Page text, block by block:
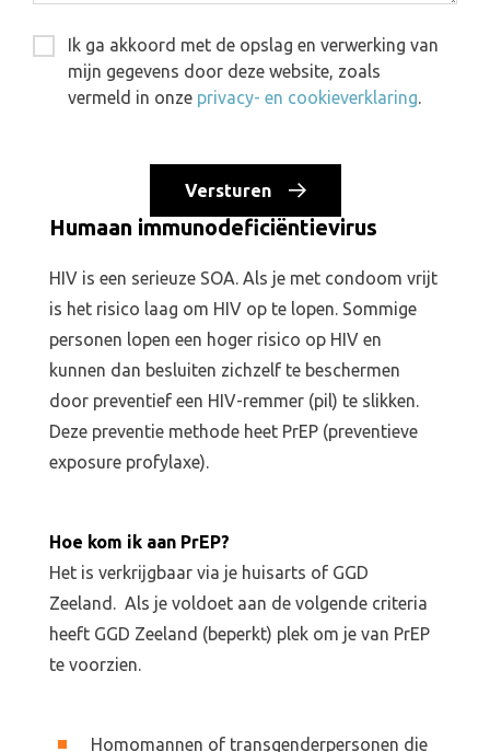
Humaan immunodeficiëntievirus
HIV is een serieuze SOA. Als je met condoom vrijt
is het risico laag om HIV op te lopen. Sommige
personen lopen een hoger risico op HIV en
kunnen dan besluiten zichzelf te beschermen
door preventief een HIV-remmer (pil) te slikken.
Deze preventie methode heet PrEP (preventieve
exposure profylaxe).
Hoe kom ik aan PrEP?
Het is verkrijgbaar via je huisarts of GGD
Zeeland. Als je voldoet aan de volgende criteria
heeft GGD Zeeland (beperkt) plek om je van PrEP
te voorzien.
Homomannen of transgenderpersonen die
Ik ga akkoord met de opslag en verwerking van
mijn gegevens door deze website, zoals
vermeld in onze privacy- en cookieverklaring
Versturen